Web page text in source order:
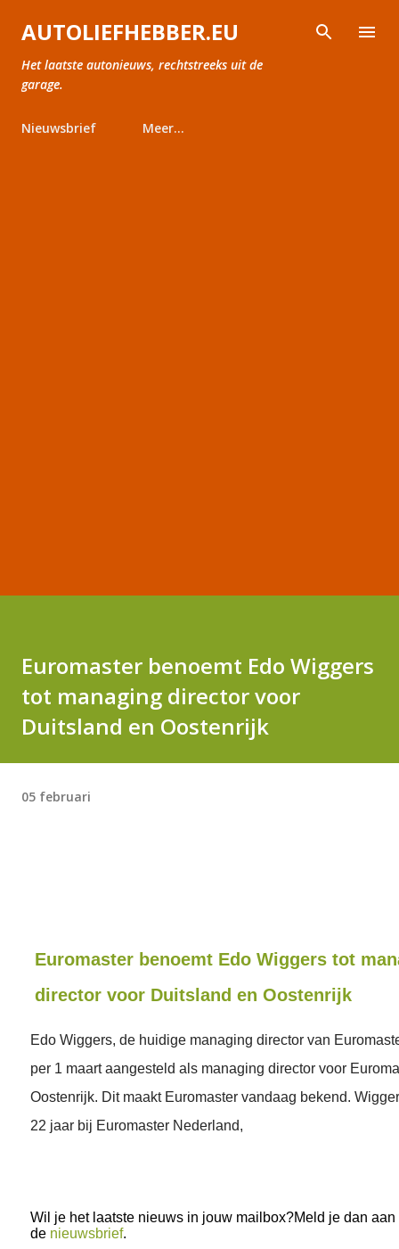
Doorgaan naar hoofdcontent
AUTOLIEFHEBBER.EU
Het laatste autonieuws, rechtstreeks uit de
garage.
Nieuwsbrief Meer…
Euromaster benoemt Edo Wiggers
tot managing director voor
Duitsland en Oostenrijk
05 februari
Euromaster benoemt Edo Wiggers tot
director voor Duitsland en Oostenrijk
Edo Wiggers, de huidige managing director van
per 1 maart aangesteld als managing director voor
Oostenrijk. Dit maakt Euromaster vandaag bekend.
22 jaar bij Euromaster Nederland,
Wil je het laatste nieuws in jouw mailbox?Meld je dan aan
de nieuwsbrief.